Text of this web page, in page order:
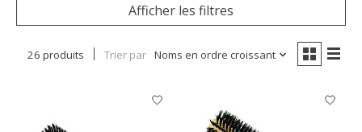
Afficher les filtres
26 produits Trier par Noms en ordre croissant